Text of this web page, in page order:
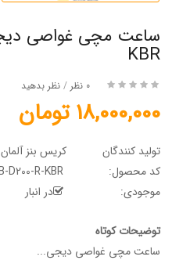
KBR
0 نظر / نظر بدهید
18,000,000 تومان
تولید کنندگان
کریس بنز آلمان Chris Benz
کد محصول:
موجودی:
در انبار
توضیحات کوتاه
ساعت مچی غواصی دیجی...